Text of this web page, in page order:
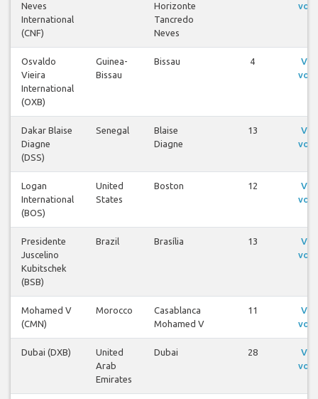
Neves
International
(CNF)
Horizonte
Tancredo
Neves
voos
Osvaldo
Vieira
International
(OXB)
Guinea-
Bissau
Bissau 4
Ver
voos
Dakar Blaise
Diagne
(DSS)
Senegal
Blaise
Diagne
13
Ver
voos
Logan
International
(BOS)
United
States
Boston 12
Ver
voos
Presidente
Juscelino
Kubitschek
(BSB)
Brazil Brasília 13
Ver
voos
Mohamed V
(CMN)
Morocco
Casablanca
Mohamed V
11
Ver
voos
Dubai (DXB)
United
Arab
Emirates
Dubai 28
Ver
voos